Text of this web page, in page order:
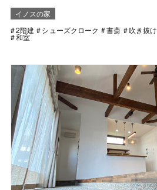
イノスの家
2階建
シューズクローク 書斎 吹き抜け
和室